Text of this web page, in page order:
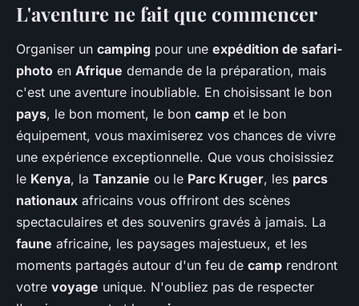
L'aventure ne fait que commencer
Organiser un camping pour une expédition de safari-
photo en Afrique demande de la préparation, mais
c'est une aventure inoubliable. En choisissant le bon
pays, le bon moment, le bon camp et le bon
équipement, vous maximiserez vos chances de vivre
une expérience exceptionnelle. Que vous choisissiez
le Kenya, la Tanzanie ou le Parc Kruger, les parcs
nationaux africains vous offriront des scènes
spectaculaires et des souvenirs gravés à jamais. La
faune africaine, les paysages majestueux, et les
moments partagés autour d'un feu de camp rendront
votre voyage unique. N'oubliez pas de respecter